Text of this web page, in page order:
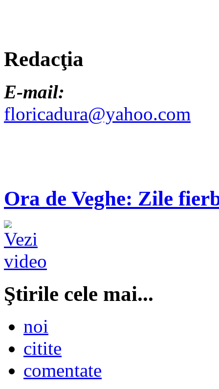
Redacţia
E-mail:
floricadura@yahoo.com
Ora de Veghe: Zile
Ştirile cele mai...
noi
citite
comentate